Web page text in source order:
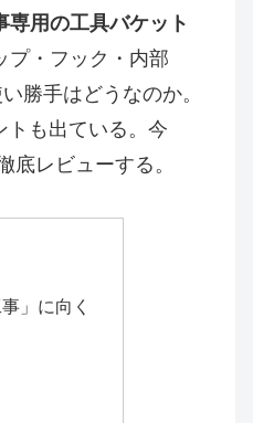
専用の工具バケット
プ・フック・内部
勝手はどうなのか。
トも出ている。今
底レビューする。
」に向く